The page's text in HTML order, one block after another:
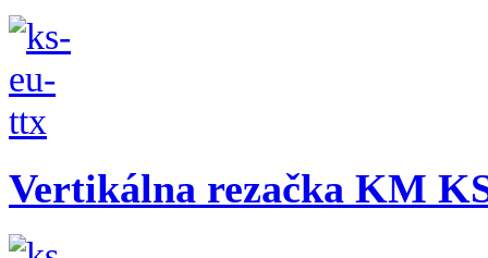
Vertikálna rezačka KM